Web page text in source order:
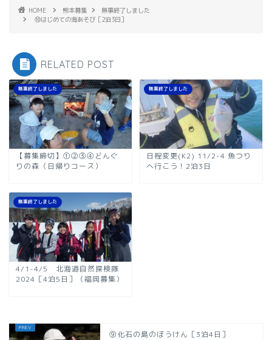
HOME 熊本募集
無事終了しました
⑩はじめての海あそび［2泊3日］
RELATED POST
無事終了しました
【募集締切】①②③④どんぐ
りの森（日帰りコース）
無事終了しました
日程変更(K2) 11/2-4 魚つり
へ行こう！2泊3日
無事終了しました
4/1-4/5 北海道自然探検隊
2024［4泊5日］（福岡募集）
⑨化石の島のぼうけん［3泊4日］